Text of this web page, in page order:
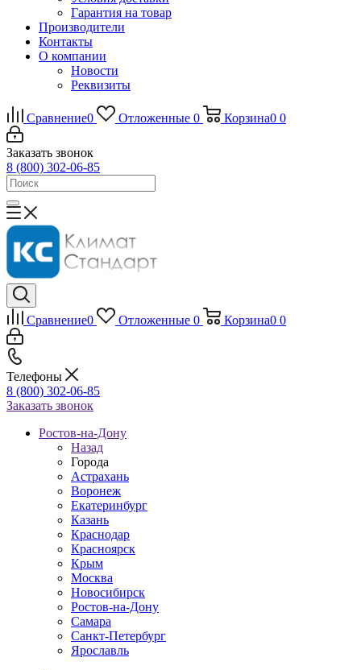
Гарантия на товар
Производители
Контакты
О компании
Новости
Реквизиты
Сравнение0 Отложенные 0 Корзина0 0
Заказать звонок
8 (800) 302-06-85
Сравнение0 Отложенные 0 Корзина0 0
Телефоны
8 (800) 302-06-85
Заказать звонок
Ростов-на-Дону
Назад
Города
Астрахань
Воронеж
Екатеринбург
Казань
Краснодар
Красноярск
Крым
Москва
Новосибирск
Ростов-на-Дону
Самара
Санкт-Петербург
Ярославль